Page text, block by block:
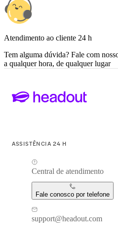
Atendimento ao cliente 24 h
Tem alguma dúvida? Fale com
a qualquer hora, de qualquer lugar
ASSISTÊNCIA 24 H
Central de atendimento
Fale conosco por telefone
support@headout.com